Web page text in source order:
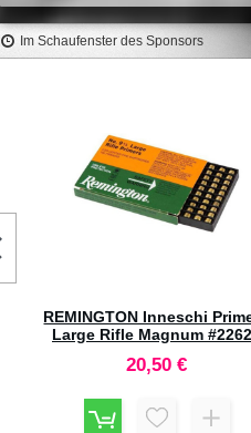
Im Schaufenster des Sponsors